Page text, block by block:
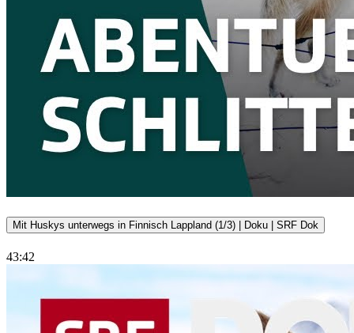
Mit Huskys unterwegs in Finnisch Lappland (1/3) | Doku | SRF Dok
43:42